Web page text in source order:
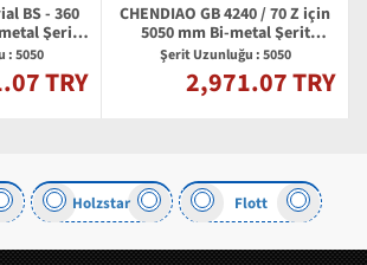
BS - 360
Şerit
: 5050
TRY
CHENDIAO GB 4240 / 70 Z için
5050 mm Bi-metal Şerit
Testere Bıçağı
Şerit Uzunluğu : 5050
2,971.07 TRY
Holzstar Flott